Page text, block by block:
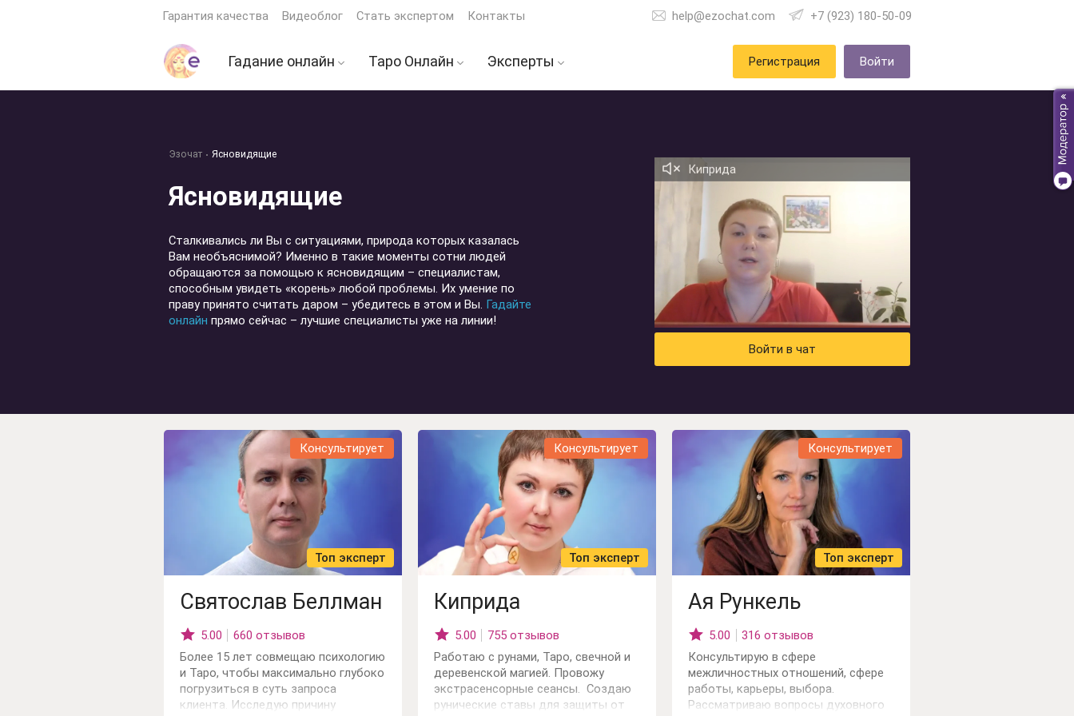
Гарантия качества Видеоблог Стать экспертом Контакты help@ezochat.com +7 (923) 180-50-09
Гадание онлайн
Гадание на мужчину
Гадание ДА или НЕТ
гуще
Гадание по книге
перемен
Гадание на игральных
картах
Гадание на отношения
Гадание на ситуацию
Таро Онлайн
Расклад на карьеру
Расклад на бывшего
Расклад на любовь
Точный ответ на
Эксперты Регистрация Войти
Эзочат Ясновидящие
Ясновидящие
Сталкивались ли Вы с ситуациями, природа которых казалась
Вам необъяснимой? Именно в такие моменты сотни людей
обращаются за помощью к ясновидящим – специалистам,
способным увидеть «корень» любой проблемы. Их умение по
праву принято считать даром – убедитесь в этом и Вы. Гадайте
онлайн прямо сейчас – лучшие специалисты уже на линии!
Киприда
Войти в чат
Консультирует
Топ эксперт
Святослав Беллман
5.00
660 отзывов
Более 15 лет совмещаю психологию
и Таро, чтобы максимально глубоко
погрузиться в суть запроса
клиента. Исследую причину
Консультирует
Топ эксперт
Киприда
5.00
755 отзывов
Работаю с рунами, Таро, свечной и
деревенской магией. Провожу
экстрасенсорные сеансы. Создаю
рунические ставы для защиты от
Консультирует
Топ эксперт
Ая Рункель
5.00
316 отзывов
Консультирую в сфере
межличностных отношений, сфере
работы, карьеры, выбора.
Рассматриваю вопросы духовного